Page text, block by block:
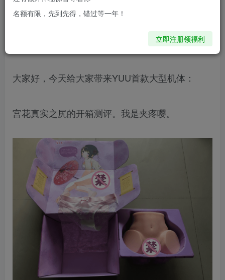
大家好，今天给大家带来YUU首款大型机体：
宫花真实之尻的开箱测评。我是夹疼嘤。
名额有限，先到先得，错过等一年！
立即注册领福利